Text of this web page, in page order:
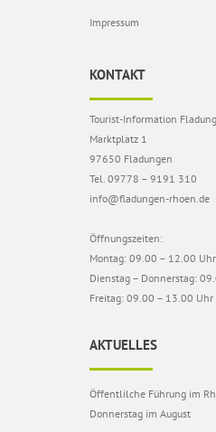
Impressum
KONTAKT
Tourist-Information
Marktplatz 1
97650 Fladungen
Tel. 09778 – 9191 310
info@fladungen-rhoen.de
Öffnungszeiten:
Montag: 09.00 – 12.00 Uhr
Dienstag – Donnerstag:
Freitag: 09.00 – 13.00 Uhr
AKTUELLES
Öffentlilche Führung im
Donnerstag im August